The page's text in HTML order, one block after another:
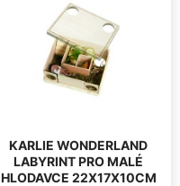
KARLIE WONDERLAND
LABYRINT PRO MALÉ
HLODAVCE 22X17X10CM